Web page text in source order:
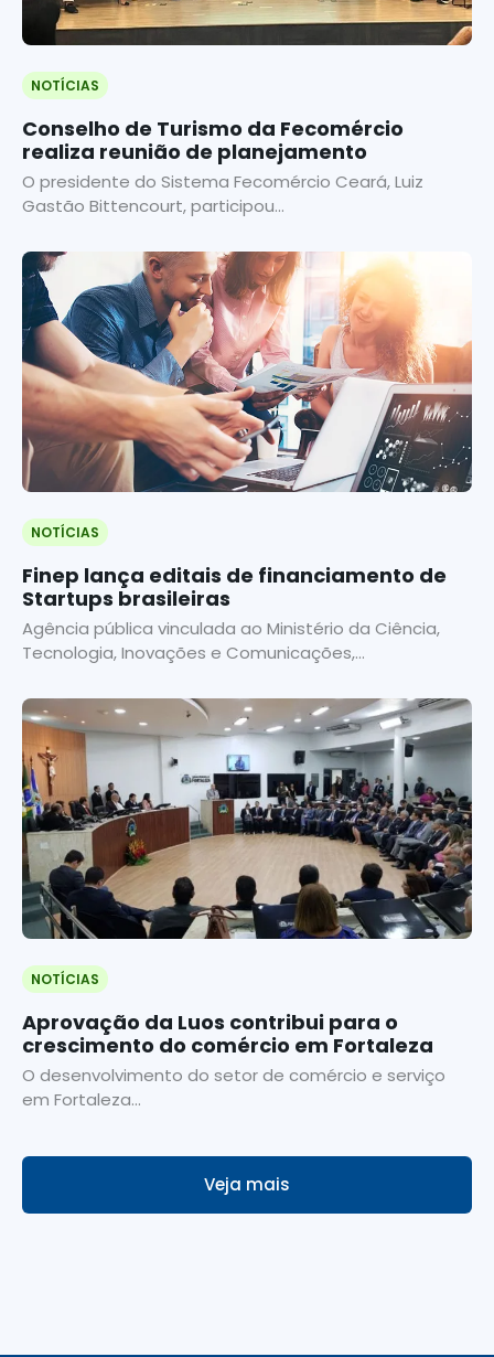
NOTÍCIAS
Conselho de Turismo da Fecomércio
realiza reunião de planejamento
O presidente do Sistema Fecomércio Ceará, Luiz
Gastão Bittencourt, participou...
NOTÍCIAS
Finep lança editais de financiamento de
Startups brasileiras
Agência pública vinculada ao Ministério da Ciência,
Tecnologia, Inovações e Comunicações,...
NOTÍCIAS
Aprovação da Luos contribui para o
crescimento do comércio em Fortaleza
O desenvolvimento do setor de comércio e serviço
em Fortaleza...
Veja mais